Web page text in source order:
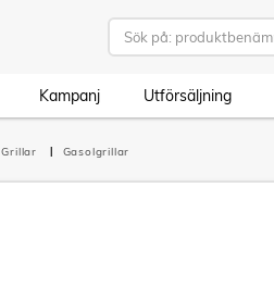
Kampanj Utförsäljning
Grillar Gasolgrillar